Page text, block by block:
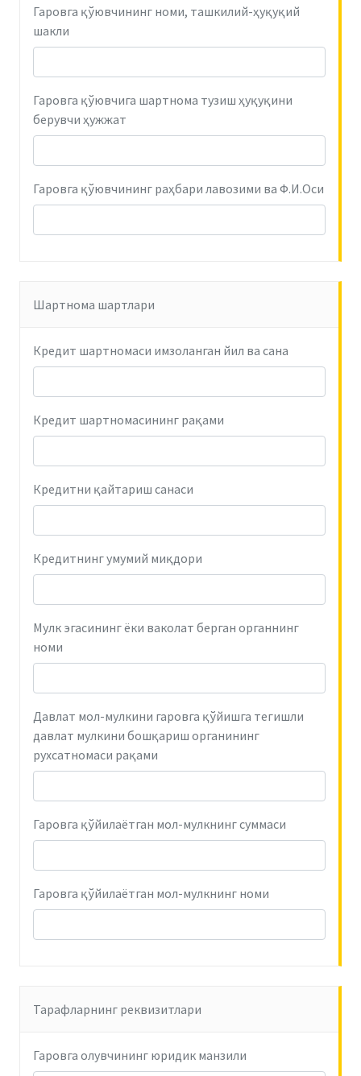
Гаровга қўювчининг номи, ташкилий-ҳуқуқий
шакли
Гаровга қўювчига шартнома тузиш ҳуқуқини
берувчи ҳужжат
Гаровга қўювчининг раҳбари лавозими ва Ф.И.Оси
Шартнома шартлари
Кредит шартномаси имзоланган йил ва сана
Кредит шартномасининг рақами
Кредитни қайтариш санаси
Кредитнинг умумий миқдори
Мулк эгасининг ёки ваколат берган органнинг
номи
Давлат мол-мулкини гаровга қўйишга тегишли
давлат мулкини бошқариш органининг
рухсатномаси рақами
Гаровга қўйилаётган мол-мулкнинг суммаси
Гаровга қўйилаётган мол-мулкнинг номи
Тарафларнинг реквизитлари
Гаровга олувчининг юридик манзили